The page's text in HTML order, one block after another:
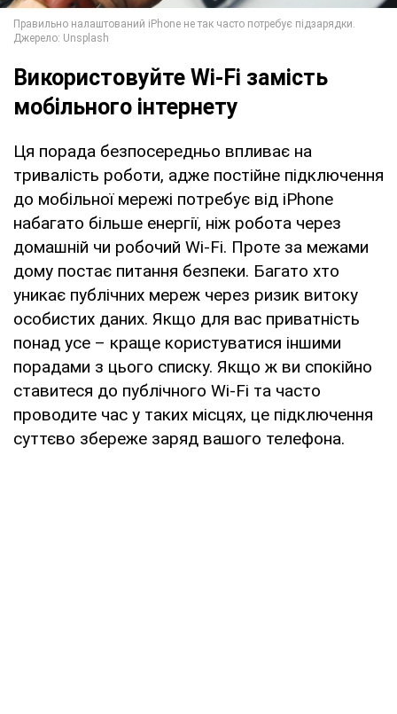
Використовуйте Wi-Fi замість
мобільного інтернету
Ця порада безпосередньо впливає на
тривалість роботи, адже постійне підключення
до мобільної мережі потребує від iPhone
набагато більше енергії, ніж робота через
домашній чи робочий Wi-Fi. Проте за межами
дому постає питання безпеки. Багато хто
уникає публічних мереж через ризик витоку
особистих даних. Якщо для вас приватність
понад усе – краще користуватися іншими
порадами з цього списку. Якщо ж ви спокійно
ставитеся до публічного Wi-Fi та часто
проводите час у таких місцях, це підключення
суттєво збереже заряд вашого телефона.